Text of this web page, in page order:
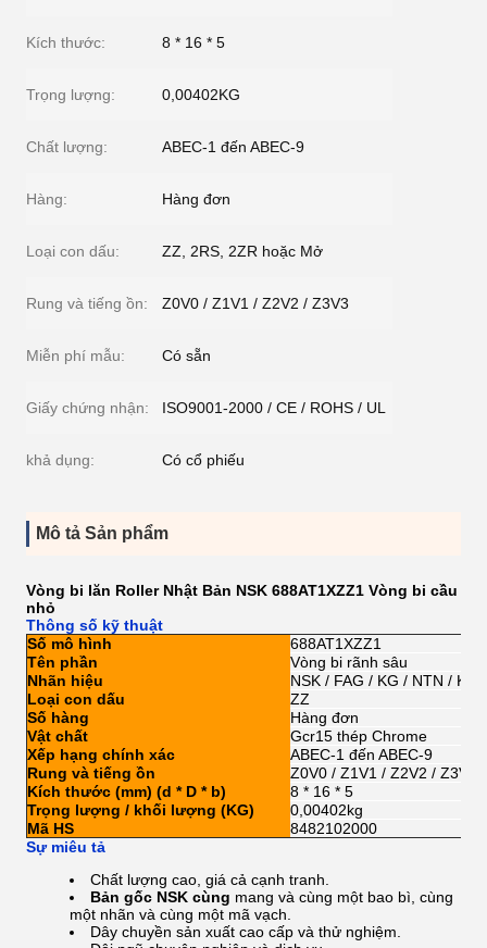
Kích thước: 8 * 16 * 5
Trọng lượng: 0,00402KG
Chất lượng: ABEC-1 đến ABEC-9
Hàng: Hàng đơn
Loại con dấu: ZZ, 2RS, 2ZR hoặc Mở
Rung và tiếng ồn: Z0V0 / Z1V1 / Z2V2 / Z3V3
Miễn phí mẫu: Có sẵn
Giấy chứng nhận: ISO9001-2000 / CE / ROHS / UL
khả dụng: Có cổ phiếu
Mô tả Sản phẩm
Vòng bi lăn Roller Nhật Bản NSK 688AT1XZZ1 Vòng bi cầu
nhỏ
Thông số kỹ thuật
Số mô hình
688AT1XZZ1
Tên phần
Vòng bi rãnh sâu
Nhãn hiệu
NSK / FAG / KG / NTN /
Loại con dấu
ZZ
Số hàng
Hàng đơn
Vật chất
Gcr15 thép Chrome
Xếp hạng chính xác
ABEC-1 đến ABEC-9
Rung và tiếng ồn
Z0V0 / Z1V1 / Z2V2 / Z3V3
Kích thước (mm) (d * D * b)
8 * 16 * 5
Trọng lượng / khối lượng (KG)
0,00402kg
Mã HS
8482102000
Sự miêu tả
Chất lượng cao, giá cả cạnh tranh.
Bản gốc NSK cùng mang và cùng một bao bì, cùng
một nhãn và cùng một mã vạch.
Dây chuyền sản xuất cao cấp và thử nghiệm.